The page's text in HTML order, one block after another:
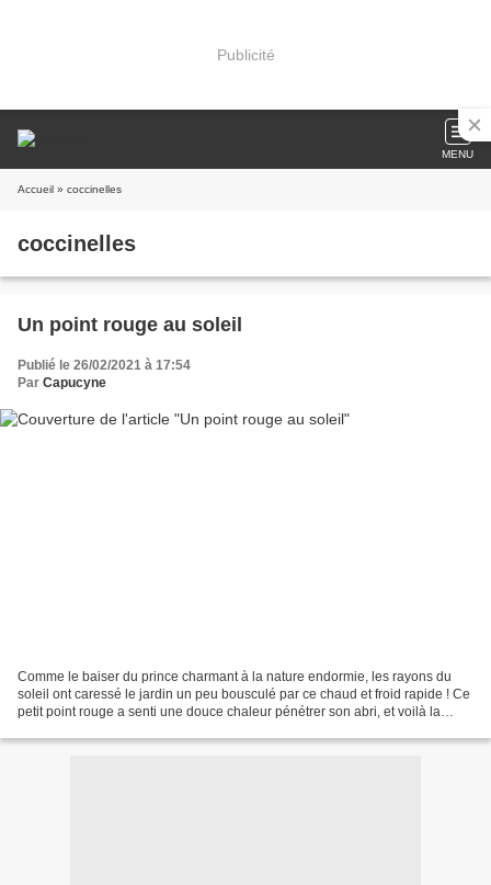
Publicité
MENU
Accueil » coccinelles
coccinelles
Un point rouge au soleil
Publié le 26/02/2021 à 17:54
Par Capucyne
Comme le baiser du prince charmant à la nature endormie, les rayons du
soleil ont caressé le jardin un peu bousculé par ce chaud et froid rapide ! Ce
petit point rouge a senti une douce chaleur pénétrer son abri, et voilà la